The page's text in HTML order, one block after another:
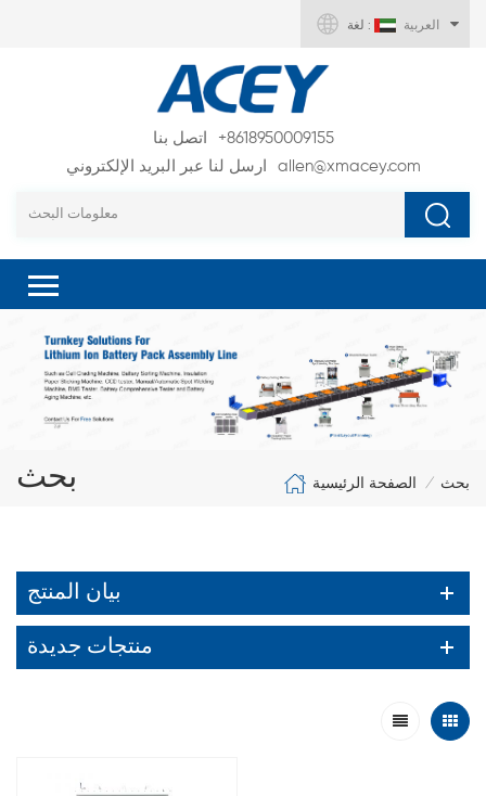
لغة : العربية
اتصل بنا
+8618950009155
ارسل لنا عبر البريد الإلكتروني
allen@xmacey.com
بحث الصفحة الرئيسية / بحث
بيان المنتج
منتجات جديدة